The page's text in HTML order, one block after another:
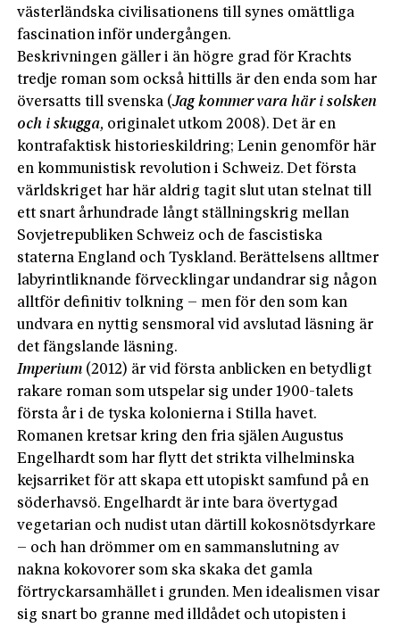
västerländska civilisationens till synes omättliga
fascination inför undergången.
Beskrivningen gäller i än högre grad för Krachts
tredje roman som också hittills är den enda som har
översatts till svenska (Jag kommer vara här i solsken
och i skugga, originalet utkom 2008). Det är en
kontrafaktisk historieskildring; Lenin genomför här
en kommunistisk revolution i Schweiz. Det första
världskriget har här aldrig tagit slut utan stelnat till
ett snart århundrade långt ställningskrig mellan
Sovjetrepubliken Schweiz och de fascistiska
staterna England och Tyskland. Berättelsens alltmer
labyrintliknande förvecklingar undandrar sig någon
alltför definitiv tolkning – men för den som kan
undvara en nyttig sensmoral vid avslutad läsning är
det fängslande läsning.
Imperium (2012) är vid första anblicken en betydligt
rakare roman som utspelar sig under 1900-talets
första år i de tyska kolonierna i Stilla havet.
Romanen kretsar kring den fria själen Augustus
Engelhardt som har flytt det strikta vilhelminska
kejsarriket för att skapa ett utopiskt samfund på en
söderhavsö. Engelhardt är inte bara övertygad
vegetarian och nudist utan därtill kokosnötsdyrkare
– och han drömmer om en sammanslutning av
nakna kokovorer som ska skaka det gamla
förtryckarsamhället i grunden. Men idealismen visar
sig snart bo granne med illdådet och utopisten i